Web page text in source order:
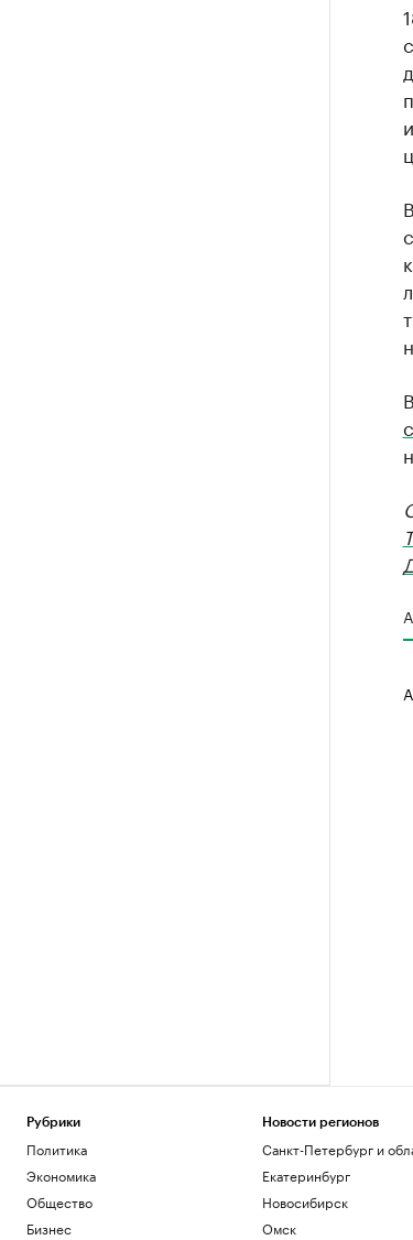
Рубрики
Политика
Экономика
Общество
Бизнес
Новости регионов
Санкт-Петербург и
Екатеринбург
Новосибирск
Омск